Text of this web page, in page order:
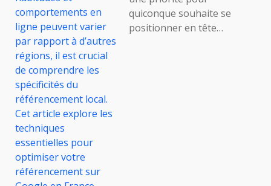
quiconque souhaite se
positionner en tête…